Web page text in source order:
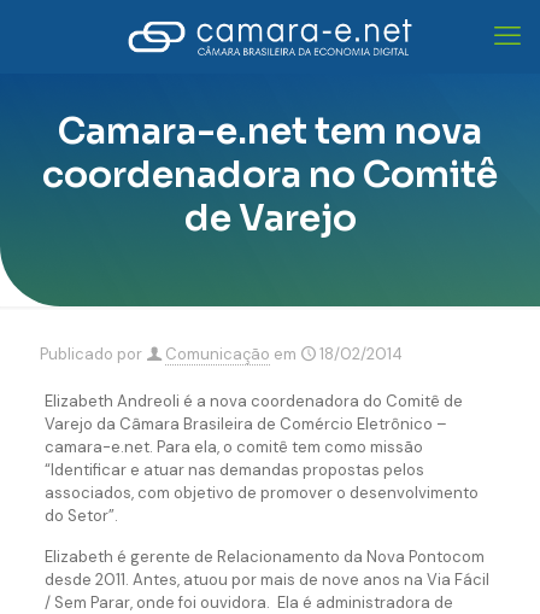
Camara-e.net tem nova
coordenadora no Comitê
de Varejo
Publicado por Comunicação em 18/02/2014
Elizabeth Andreoli é a nova coordenadora do Comitê de
Varejo da Câmara Brasileira de Comércio Eletrônico –
camara-e.net. Para ela, o comitê tem como missão
“Identificar e atuar nas demandas propostas pelos
associados, com objetivo de promover o desenvolvimento
do Setor”.
Elizabeth é gerente de Relacionamento da Nova Pontocom
desde 2011. Antes, atuou por mais de nove anos na Via Fácil
/ Sem Parar, onde foi ouvidora. Ela é administradora de